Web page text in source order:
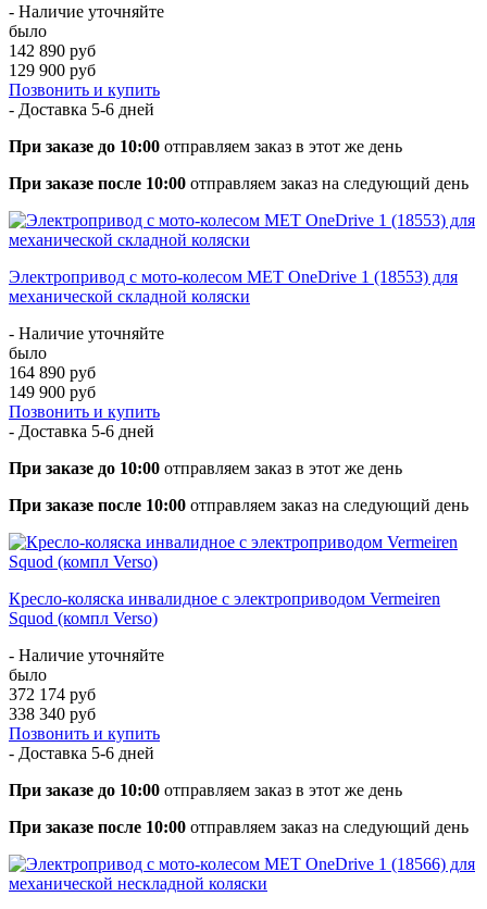
- Наличие уточняйте
было
142 890 руб
129 900 руб
Позвонить и купить
- Доставка 5-6 дней
При заказе до 10:00 отправляем заказ в этот же день
При заказе после 10:00 отправляем заказ на следующий день
Электропривод с мото-колесом MET OneDrive 1 (18553) для
механической складной коляски
- Наличие уточняйте
было
164 890 руб
149 900 руб
Позвонить и купить
- Доставка 5-6 дней
При заказе до 10:00 отправляем заказ в этот же день
При заказе после 10:00 отправляем заказ на следующий день
Кресло-коляска инвалидное с электроприводом Vermeiren
Squod (компл Verso)
- Наличие уточняйте
было
372 174 руб
338 340 руб
Позвонить и купить
- Доставка 5-6 дней
При заказе до 10:00 отправляем заказ в этот же день
При заказе после 10:00 отправляем заказ на следующий день